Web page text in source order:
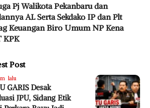
Pj Walikota Pekanbaru dan
AL Serta Sekdako IP dan Plt
Keuangan Biro Umum NP Kena
KPK
Post
lalu
GARIS Desak
JPU, Sidang Etik